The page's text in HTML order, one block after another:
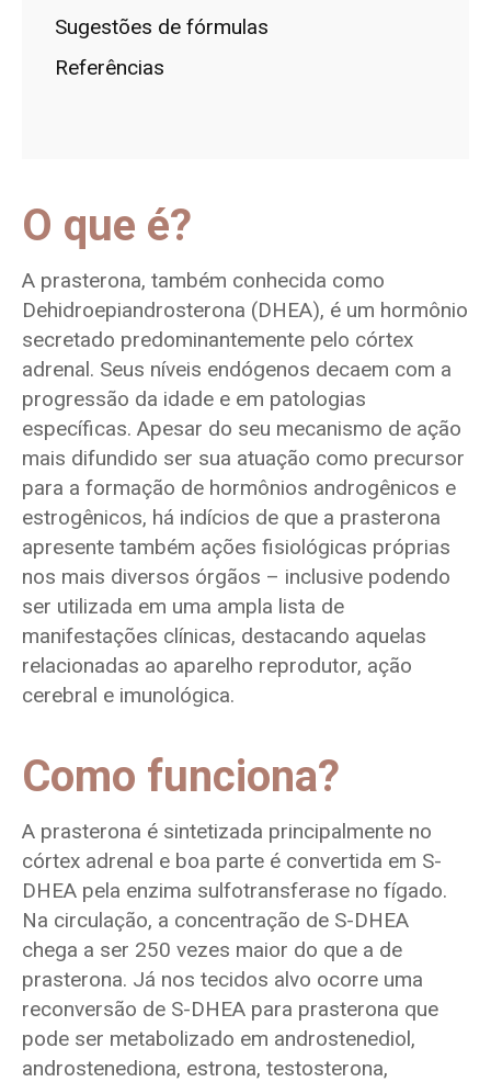
Sugestões de fórmulas
Referências
O que é?
A prasterona, também conhecida como
Dehidroepiandrosterona (DHEA), é um hormônio
secretado predominantemente pelo córtex
adrenal. Seus níveis endógenos decaem com a
progressão da idade e em patologias
específicas. Apesar do seu mecanismo de ação
mais difundido ser sua atuação como precursor
para a formação de hormônios androgênicos e
estrogênicos, há indícios de que a prasterona
apresente também ações fisiológicas próprias
nos mais diversos órgãos – inclusive podendo
ser utilizada em uma ampla lista de
manifestações clínicas, destacando aquelas
relacionadas ao aparelho reprodutor, ação
cerebral e imunológica.
Como funciona?
A prasterona é sintetizada principalmente no
córtex adrenal e boa parte é convertida em S-
DHEA pela enzima sulfotransferase no fígado.
Na circulação, a concentração de S-DHEA
chega a ser 250 vezes maior do que a de
prasterona. Já nos tecidos alvo ocorre uma
reconversão de S-DHEA para prasterona que
pode ser metabolizado em androstenediol,
androstenediona, estrona, testosterona,